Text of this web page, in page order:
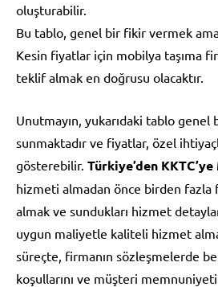
oluşturabilir.
Bu tablo, genel bir fikir vermek
Kesin fiyatlar için mobilya taşıma
teklif almak en doğrusu olacaktır.
Unutmayın, yukarıdaki tablo genel
sunmaktadır ve fiyatlar, özel
gösterebilir. Türkiye’den
hizmeti almadan önce birden
almak ve sundukları hizmet
uygun maliyetle kaliteli hizmet
süreçte, firmanın sözleşmelerde
koşullarını ve müşteri